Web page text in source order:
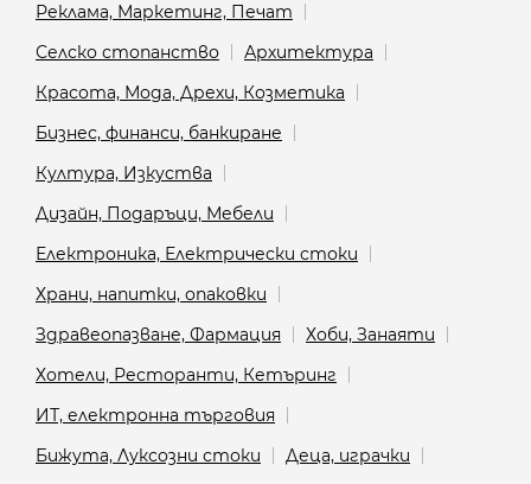
Реклама, Маркетинг, Печат
Селско стопанство
Архитектура
Красота, Мода, Дрехи, Козметика
Бизнес, финанси, банкиране
Култура, Изкуства
Дизайн, Подаръци, Мебели
Електроника, Електрически стоки
Храни, напитки, опаковки
Здравеопазване, Фармация
Хоби, Занаяти
Хотели, Ресторанти, Кетъринг
ИТ, електронна търговия
Бижута, Луксозни стоки
Деца, играчки